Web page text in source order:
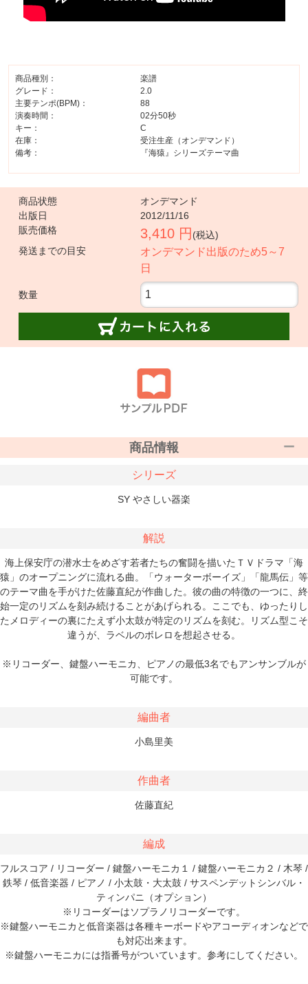
商品種別：
楽譜
グレード：
2.0
主要テンポ(BPM)：
88
演奏時間：
02分50秒
キー：
C
在庫：
受注生産（オンデマンド）
備考：
『海猿』シリーズテーマ曲
商品状態
オンデマンド
出版日
2012/11/16
販売価格
3,410 円 (税込)
発送までの目安
オンデマンド出版のため5～7
日
数量
商品情報
シリーズ
SY やさしい器楽
解説
海上保安庁の潜水士をめざす若者たちの奮闘を描いたＴＶドラマ「海
猿」のオープニングに流れる曲。「ウォーターボーイズ」「龍馬伝」等
のテーマ曲を手がけた佐藤直紀が作曲した。彼の曲の特徴の一つに、終
始一定のリズムを刻み続けることがあげられる。ここでも、ゆったりし
たメロディーの裏にたえず小太鼓が特定のリズムを刻む。リズム型こそ
違うが、ラベルのボレロを想起させる。
※リコーダー、鍵盤ハーモニカ、ピアノの最低3名でもアンサンブルが
可能です。
編曲者
小島里美
作曲者
佐藤直紀
編成
フルスコア / リコーダー / 鍵盤ハーモニカ１ / 鍵盤ハーモニカ２ / 木琴 /
鉄琴 / 低音楽器 / ピアノ / 小太鼓・大太鼓 / サスペンデットシンバル・
ティンパニ（オプション）
※リコーダーはソプラノリコーダーです。
※鍵盤ハーモニカと低音楽器は各種キーボードやアコーディオンなどで
も対応出来ます。
※鍵盤ハーモニカには指番号がついています。参考にしてください。